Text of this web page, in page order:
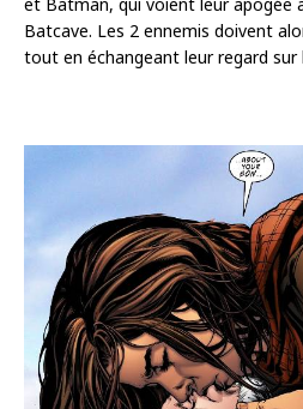
Batcave. Les 2 ennemis doivent
tout en échangeant leur regard sur